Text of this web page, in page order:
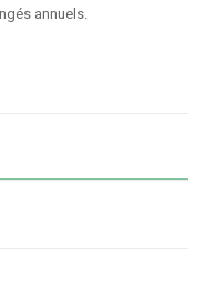
annuels.